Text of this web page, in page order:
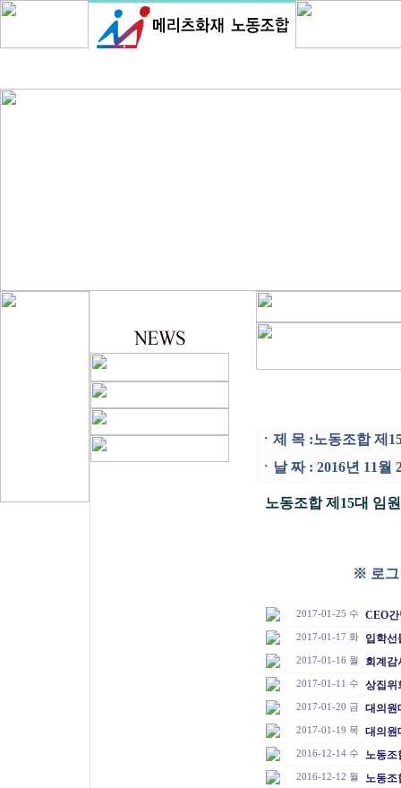
ㆍ 제 목 :노동조합 제
ㆍ 날 짜 : 2016년 11월
노동조합 제15대 임
※ 로그
2017-01-25 수 CEO
2017-01-17 화 입학선
2017-01-16 월 회계감
2017-01-11 수 상집위
2017-01-20 금 대의원
2017-01-19 목 대의원
2016-12-14 수 노동조
2016-12-12 월 노동조